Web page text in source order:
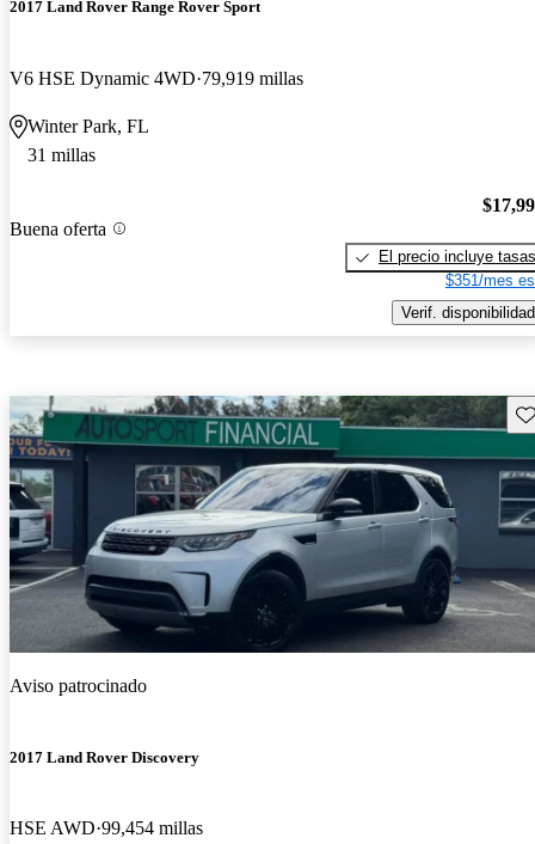
2017 Land Rover Range Rover Sport
V6 HSE Dynamic 4WD 79,919 millas
Winter Park, FL
31 millas
Buena oferta
El precio incluye tasas
$351/mes
Verif. disponibilidad
Aviso patrocinado
2017 Land Rover Discovery
HSE AWD 99,454 millas